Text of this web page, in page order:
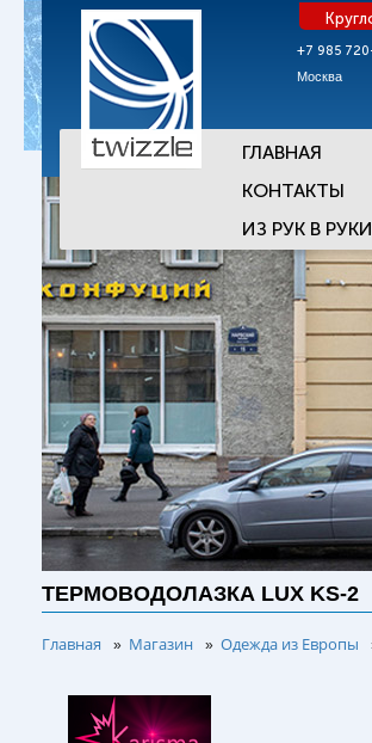
+7 985
Москва
ГЛАВНАЯ
КОНТАКТЫ
ИЗ РУК В РУКИ
ТЕРМОВОДОЛАЗКА LUX KS-2
Главная » Магазин » Одежда из Европы